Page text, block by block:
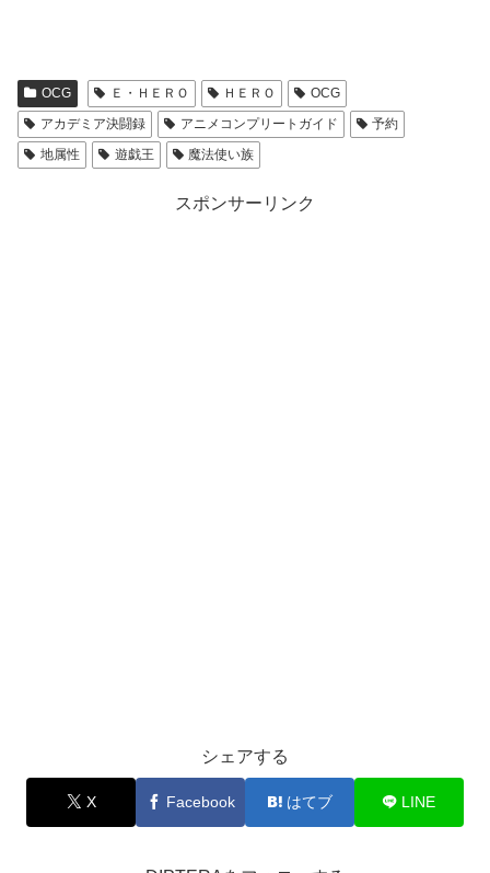
OCG Ｅ・ＨＥＲＯ ＨＥＲＯ
OCG
アカデミア決闘録
アニメコンプリートガイド
予約
地属性
遊戯王 魔法使い族
スポンサーリンク
シェアする
X Facebook はてブ LINE